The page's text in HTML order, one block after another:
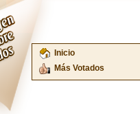
Inicio
Más Votados